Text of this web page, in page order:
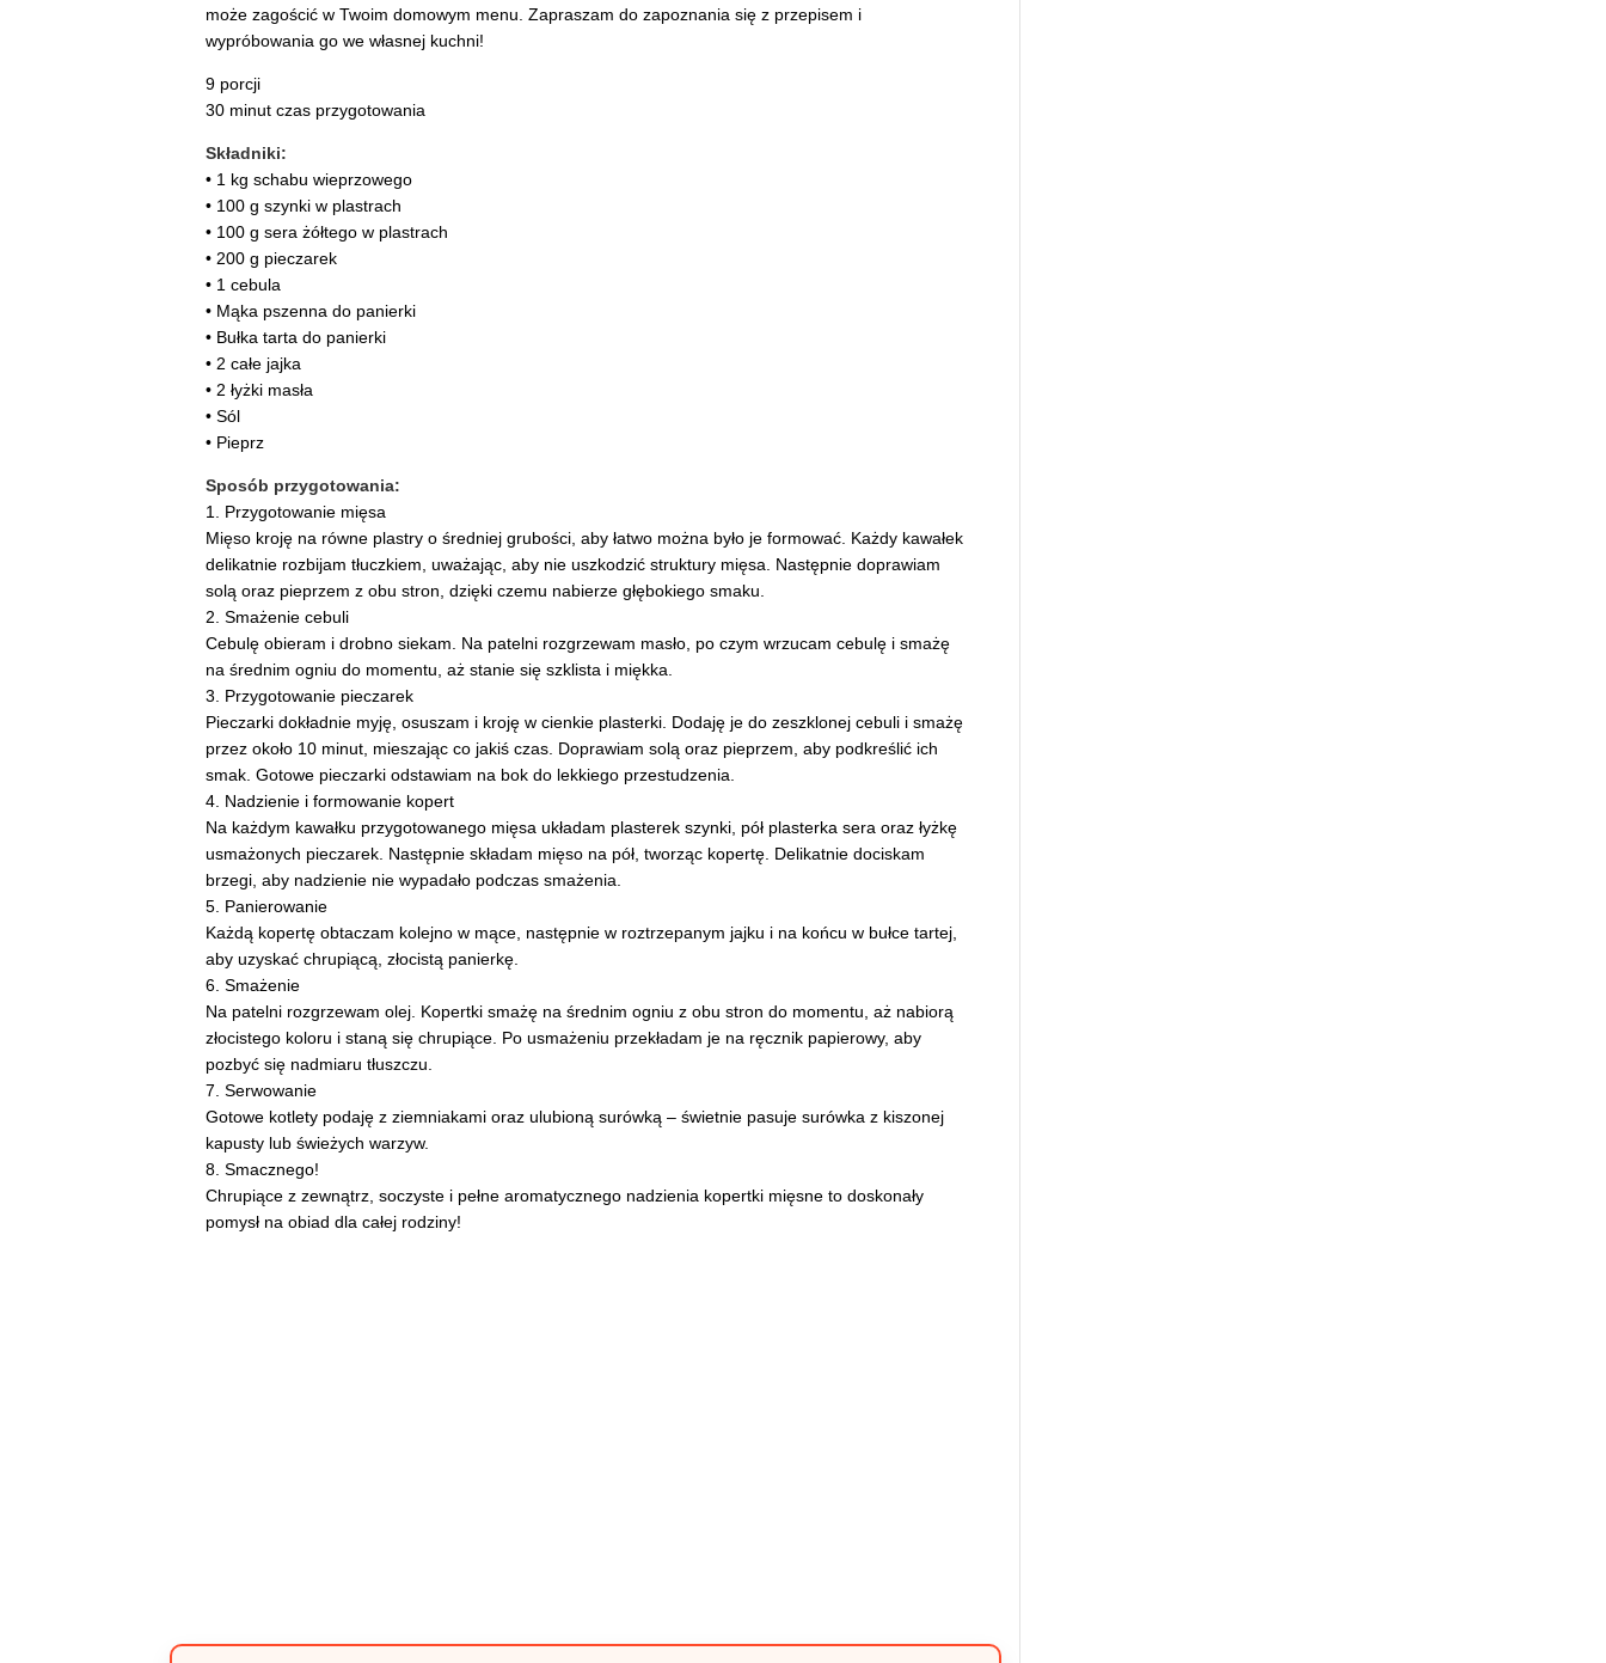
może zagościć w Twoim domowym menu. Zapraszam do zapoznania się z przepisem i
wypróbowania go we własnej kuchni!
9 porcji
30 minut czas przygotowania
Składniki:
• 1 kg schabu wieprzowego
• 100 g szynki w plastrach
• 100 g sera żółtego w plastrach
• 200 g pieczarek
• 1 cebula
• Mąka pszenna do panierki
• Bułka tarta do panierki
• 2 całe jajka
• 2 łyżki masła
• Sól
• Pieprz
Sposób przygotowania:
1. Przygotowanie mięsa
Mięso kroję na równe plastry o średniej grubości, aby łatwo można było je formować. Każdy kawałek
delikatnie rozbijam tłuczkiem, uważając, aby nie uszkodzić struktury mięsa. Następnie doprawiam
solą oraz pieprzem z obu stron, dzięki czemu nabierze głębokiego smaku.
2. Smażenie cebuli
Cebulę obieram i drobno siekam. Na patelni rozgrzewam masło, po czym wrzucam cebulę i smażę
na średnim ogniu do momentu, aż stanie się szklista i miękka.
3. Przygotowanie pieczarek
Pieczarki dokładnie myję, osuszam i kroję w cienkie plasterki. Dodaję je do zeszklonej cebuli i smażę
przez około 10 minut, mieszając co jakiś czas. Doprawiam solą oraz pieprzem, aby podkreślić ich
smak. Gotowe pieczarki odstawiam na bok do lekkiego przestudzenia.
4. Nadzienie i formowanie kopert
Na każdym kawałku przygotowanego mięsa układam plasterek szynki, pół plasterka sera oraz łyżkę
usmażonych pieczarek. Następnie składam mięso na pół, tworząc kopertę. Delikatnie dociskam
brzegi, aby nadzienie nie wypadało podczas smażenia.
5. Panierowanie
Każdą kopertę obtaczam kolejno w mące, następnie w roztrzepanym jajku i na końcu w bułce tartej,
aby uzyskać chrupiącą, złocistą panierkę.
6. Smażenie
Na patelni rozgrzewam olej. Kopertki smażę na średnim ogniu z obu stron do momentu, aż nabiorą
złocistego koloru i staną się chrupiące. Po usmażeniu przekładam je na ręcznik papierowy, aby
pozbyć się nadmiaru tłuszczu.
7. Serwowanie
Gotowe kotlety podaję z ziemniakami oraz ulubioną surówką – świetnie pasuje surówka z kiszonej
kapusty lub świeżych warzyw.
8. Smacznego!
Chrupiące z zewnątrz, soczyste i pełne aromatycznego nadzienia kopertki mięsne to doskonały
pomysł na obiad dla całej rodziny!